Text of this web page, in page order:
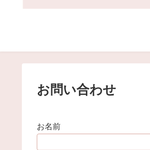
お問い合わせ
お名前